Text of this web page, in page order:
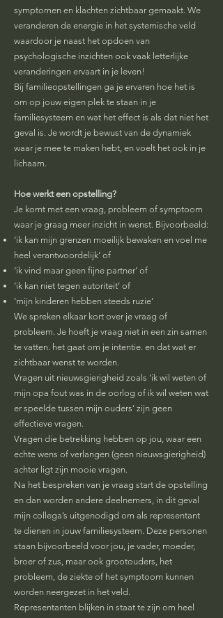
symptomen en klachten zichtbaar gemaakt. We
veranderen de energie in het systemische veld
waardoor je naast het opdoen van
psychologische inzichten ook vaak letterlijke
veranderingen ervaart in je leven!
Bij familieopstellingen ga je ervaren hoe het is
om op jouw eigen plek te staan in je
familiesysteem en wat het effect is als dat niet het
geval is. Je wordt je bewust van de dynamiek
waar je mee te maken hebt, en voelt het ook in je
lichaam.
Hoe werkt een opstelling?
Je komt met een vraag, probleem of symptoom
waar je graag meer inzicht in wenst. Bijvoorbeeld:
‘ik kan mijn grenzen moeilijk bewaken en voel me
heel verantwoordelijk’ of
‘ik vind maar geen fijne partner’ of
‘ik kan niet tegen autoriteit’ of
‘mijn kinderen hebben steeds ruzie’
We spreken elkaar kort over je vraag of
probleem. Je hoeft je vraag niet in een zin samen
te vatten. het gaat om je intentie. en dat wat er
zichtbaar wenst te worden.
Vragen uit nieuwsgierigheid zoals ‘ik wil weten of
mijn opa fout was in de oorlog of ik wil weten wat
er speelde tussen mijn ouders’ zijn geen
effectieve vragen.
Vragen die betrekking hebben op jou, waar een
echte wens of verlangen (geen nieuwsgierigheid)
achter ligt zijn mooie vragen.
Na het bespreken van je vraag start de opstelling
en dan worden andere deelnemers, in dit geval
mijn collega’s uitgenodigd om als representant
te dienen in jouw familiesysteem. Deze personen
staan bijvoorbeeld voor jou, je vader, moeder,
broer of zus, maar ook grootouders, het
probleem, de ziekte of het symptoom kunnen
worden neergezet in het veld.
Representanten blijken in staat te zijn om heel